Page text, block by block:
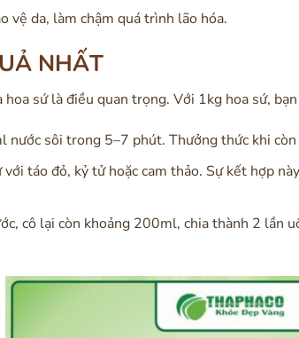
vệ da, làm chậm quá trình lão hóa.
NHẤT
sứ là điều quan trọng. Với 1kg hoa sứ,
sôi trong 5–7 phút. Thưởng thức khi
táo đỏ, kỷ tử hoặc cam thảo. Sự kết hợp
cô lại còn khoảng 200ml, chia thành 2 lần